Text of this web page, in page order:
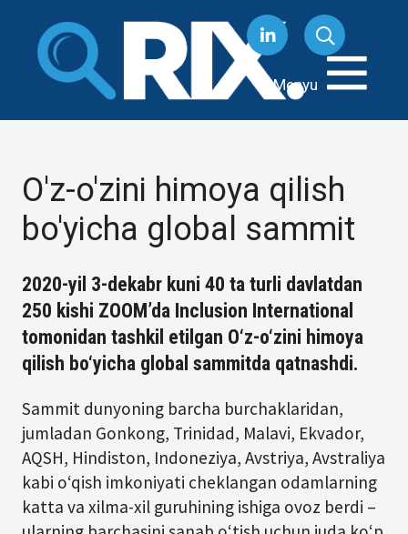
Menyu
O'z-o'zini himoya qilish
bo'yicha global sammit
2020-yil 3-dekabr kuni 40 ta turli davlatdan
250 kishi ZOOM’da Inclusion International
tomonidan tashkil etilgan O‘z-o‘zini himoya
qilish bo‘yicha global sammitda qatnashdi.
Sammit dunyoning barcha burchaklaridan,
jumladan Gonkong, Trinidad, Malavi, Ekvador,
AQSH, Hindiston, Indoneziya, Avstriya, Avstraliya
kabi oʻqish imkoniyati cheklangan odamlarning
katta va xilma-xil guruhining ishiga ovoz berdi –